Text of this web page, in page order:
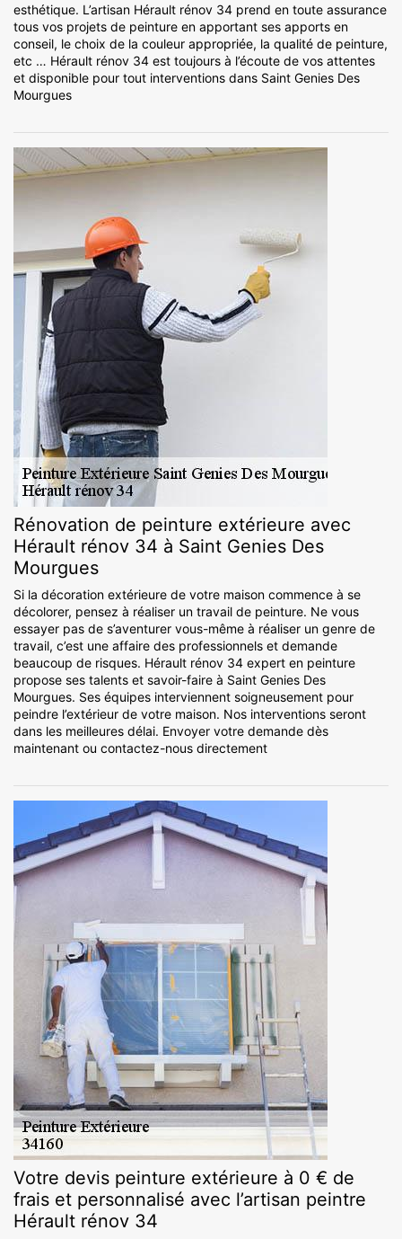
esthétique. L’artisan Hérault rénov 34 prend en toute assurance
tous vos projets de peinture en apportant ses apports en
conseil, le choix de la couleur appropriée, la qualité de peinture,
etc … Hérault rénov 34 est toujours à l’écoute de vos attentes
et disponible pour tout interventions dans Saint Genies Des
Mourgues
Rénovation de peinture extérieure avec
Hérault rénov 34 à Saint Genies Des
Mourgues
Si la décoration extérieure de votre maison commence à se
décolorer, pensez à réaliser un travail de peinture. Ne vous
essayer pas de s’aventurer vous-même à réaliser un genre de
travail, c’est une affaire des professionnels et demande
beaucoup de risques. Hérault rénov 34 expert en peinture
propose ses talents et savoir-faire à Saint Genies Des
Mourgues. Ses équipes interviennent soigneusement pour
peindre l’extérieur de votre maison. Nos interventions seront
dans les meilleures délai. Envoyer votre demande dès
maintenant ou contactez-nous directement
Votre devis peinture extérieure à 0 € de
frais et personnalisé avec l’artisan peintre
Hérault rénov 34